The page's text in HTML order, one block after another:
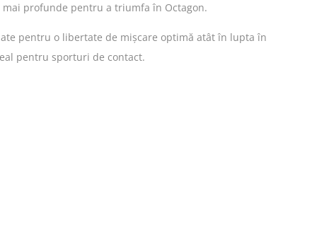
profunde pentru a triumfa în Octagon.
pentru o libertate de mișcare optimă atât în lupta în
pentru sporturi de contact.